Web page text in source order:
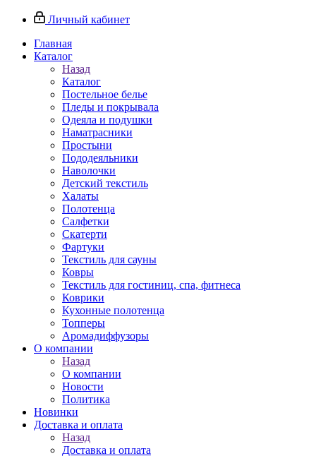
Личный кабинет
Главная
Каталог
Назад
Каталог
Постельное белье
Пледы и покрывала
Одеяла и подушки
Наматрасники
Простыни
Пододеяльники
Наволочки
Детский текстиль
Халаты
Полотенца
Салфетки
Скатерти
Фартуки
Текстиль для сауны
Ковры
Текстиль для гостиниц, спа, фитнеса
Коврики
Кухонные полотенца
Топперы
Аромадиффузоры
О компании
Назад
О компании
Новости
Политика
Новинки
Доставка и оплата
Назад
Доставка и оплата